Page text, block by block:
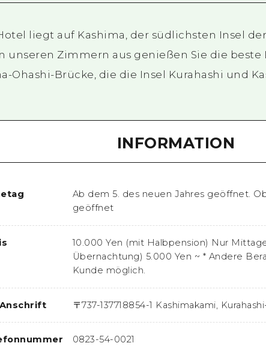
liegt auf Kashima, der südlichsten Insel
unseren Zimmern aus genießen Sie die beste
Ohashi-Brücke, die die Insel Kurahashi und
INFORMATION
Ab dem 5. des neuen Jahres geöffnet.
geöffnet
10.000 Yen (mit Halbpension) Nur
Übernachtung) 5.000 Yen ~ * Andere
Kunde möglich.
〒737-137718854-1 Kashimakami,
0823-54-0021